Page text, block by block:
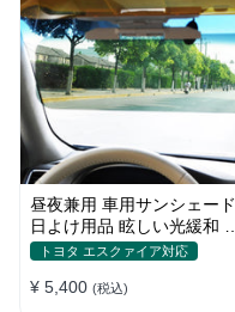
昼夜兼用 車用サンシェード
日よけ用品 眩しい光緩和 長
時間運転 特殊遮光素材
トヨタ エスクァイア対応
¥ 5,400 (税込)